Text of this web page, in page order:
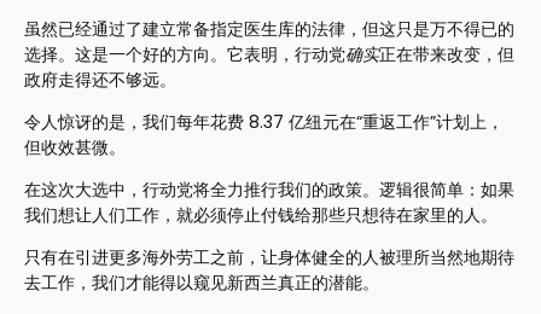
虽然已经通过了建立常备指定医生库的法律，但这只是万不得已的
选择。这是一个好的方向。它表明，行动党确实正在带来改变，但
政府走得还不够远。
令人惊讶的是，我们每年花费 8.37 亿纽元在“重返工作”计划上，
但收效甚微。
在这次大选中，行动党将全力推行我们的政策。逻辑很简单：如果
我们想让人们工作，就必须停止付钱给那些只想待在家里的人。
只有在引进更多海外劳工之前，让身体健全的人被理所当然地期待
去工作，我们才能得以窥见新西兰真正的潜能。